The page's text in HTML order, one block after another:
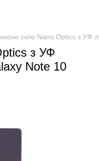
скло Nano Optics з УФ
з УФ
Note 10